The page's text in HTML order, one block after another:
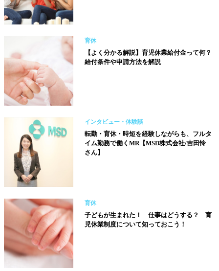
育休
【よく分かる解説】育児休業給付金って何？
給付条件や申請方法を解説
インタビュー・体験談
転勤・育休・時短を経験しながらも、フルタ
イム勤務で働くMR【MSD株式会社/吉田怜
さん】
育休
子どもが生まれた！ 仕事はどうする？ 育
児休業制度について知っておこう！